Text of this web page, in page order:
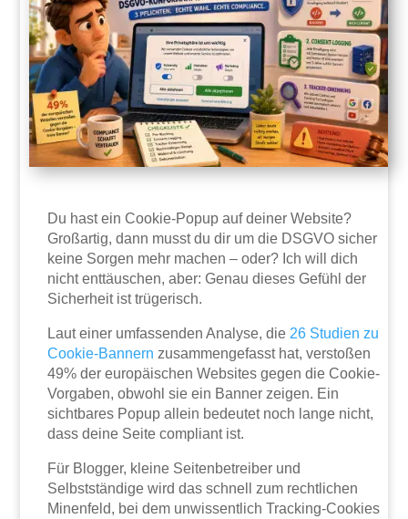
Du hast ein Cookie-Popup auf deiner Website?
Großartig, dann musst du dir um die DSGVO sicher
keine Sorgen mehr machen – oder? Ich will dich
nicht enttäuschen, aber: Genau dieses Gefühl der
Sicherheit ist trügerisch.
Laut einer umfassenden Analyse, die 26 Studien zu
Cookie-Bannern zusammengefasst hat, verstoßen
49% der europäischen Websites gegen die Cookie-
Vorgaben, obwohl sie ein Banner zeigen. Ein
sichtbares Popup allein bedeutet noch lange nicht,
dass deine Seite compliant ist.
Für Blogger, kleine Seitenbetreiber und
Selbstständige wird das schnell zum rechtlichen
Minenfeld, bei dem unwissentlich Tracking-Cookies